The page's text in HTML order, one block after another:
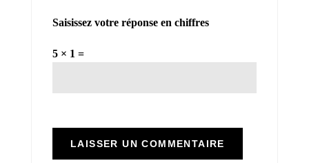
Saisissez votre réponse en chiffres
5 × 1 =